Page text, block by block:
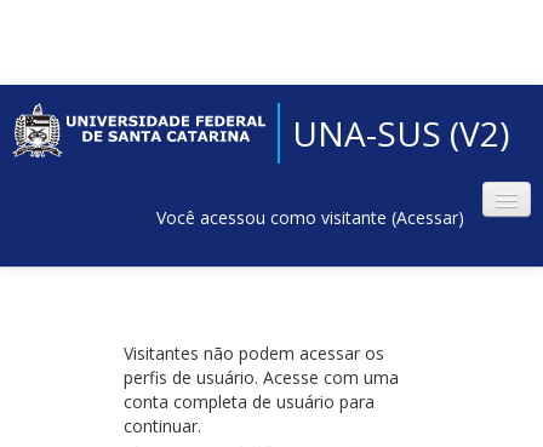
UNA-SUS (V2)
Você acessou como visitante (Acessar)
Visitantes não podem acessar os
perfis de usuário. Acesse com uma
conta completa de usuário para
continuar.